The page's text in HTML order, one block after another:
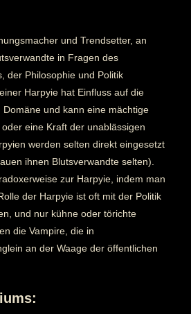
und Trendsetter, an
in Fragen des
der Philosophie und Politik
Harpyie hat Einfluss auf die
und kann eine mächtige
eine Kraft der unablässigen
werden selten direkt eingesetzt
ihnen Blutsverwandte selten).
zur Harpyie, indem man
der Harpyie ist oft mit der Politik
und nur kühne oder törichte
die Vampire, die in
an der Waage der öffentlichen